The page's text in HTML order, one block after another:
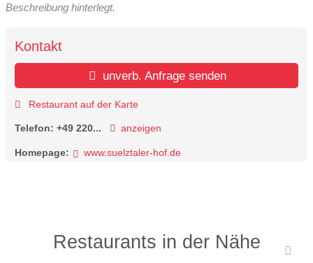
Beschreibung hinterlegt.
Kontakt
unverb. Anfrage senden
Restaurant auf der Karte
Telefon: +49 220... anzeigen
Homepage: www.suelztaler-hof.de
Restaurants in der Nähe